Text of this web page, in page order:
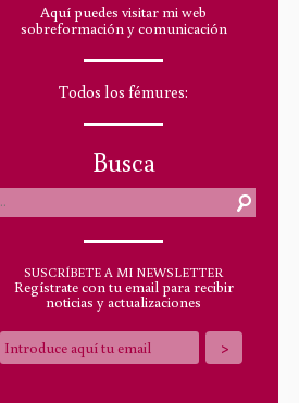
Aquí puedes visitar mi web
sobreformación y comunicación
Todos los fémures:
Busca
SUSCRÍBETE A MI NEWSLETTER
Regístrate con tu email para recibir
noticias y actualizaciones